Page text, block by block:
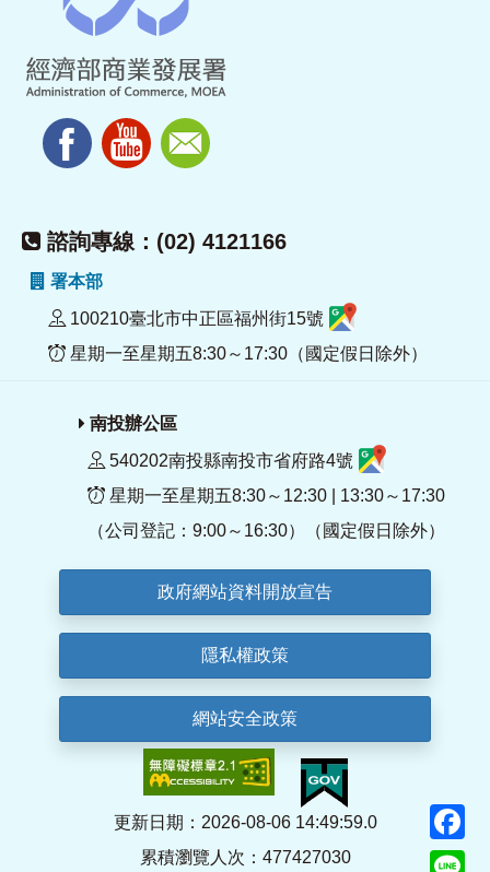
諮詢專線：(02) 4121166
署本部
100210臺北市中正區福州街15號
星期一至星期五8:30～17:30（國定假日除外）
南投辦公區
540202南投縣南投市省府路4號
星期一至星期五8:30～12:30 | 13:30～17:30
（公司登記：9:00～16:30）（國定假日除外）
政府網站資料開放宣告
隱私權政策
網站安全政策
更新日期：2026-08-06 14:49:59.0
累積瀏覽人次：477427030